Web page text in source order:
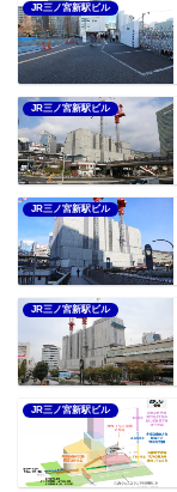
JR三ノ宮新駅ビル
JR三ノ宮新駅ビル
JR三ノ宮新駅ビル
JR三ノ宮新駅ビル
JR三ノ宮新駅ビル